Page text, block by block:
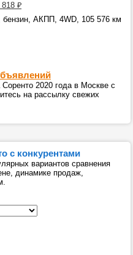
818 ₽
бензин, АКПП, 4WD, 105 576 км
2020 года в Москве с
на рассылку свежих
с конкурентами
вариантов сравнения
динамике продаж,